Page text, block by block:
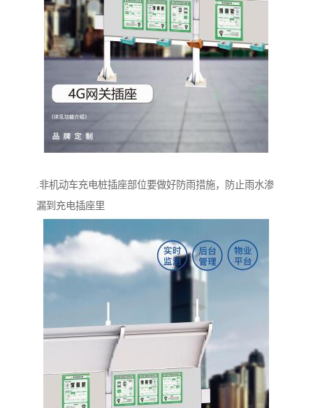
.非机动车充电桩插座部位要做好防雨措施，防止雨水渗
漏到充电插座里